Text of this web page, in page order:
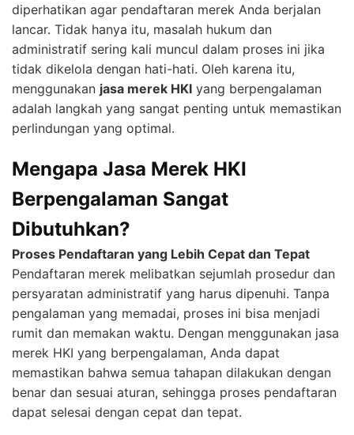
diperhatikan agar pendaftaran merek Anda berjalan
lancar. Tidak hanya itu, masalah hukum dan
administratif sering kali muncul dalam proses ini jika
tidak dikelola dengan hati-hati. Oleh karena itu,
menggunakan jasa merek HKI yang berpengalaman
adalah langkah yang sangat penting untuk memastikan
perlindungan yang optimal.
Mengapa Jasa Merek HKI
Berpengalaman Sangat
Dibutuhkan?
Proses Pendaftaran yang Lebih Cepat dan Tepat
Pendaftaran merek melibatkan sejumlah prosedur dan
persyaratan administratif yang harus dipenuhi. Tanpa
pengalaman yang memadai, proses ini bisa menjadi
rumit dan memakan waktu. Dengan menggunakan jasa
merek HKI yang berpengalaman, Anda dapat
memastikan bahwa semua tahapan dilakukan dengan
benar dan sesuai aturan, sehingga proses pendaftaran
dapat selesai dengan cepat dan tepat.